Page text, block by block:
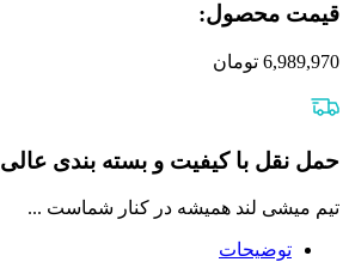
قیمت محصول:​
6,989,970 تومان
حمل نقل با کیفیت و بسته بندی عالی
تیم میشی لند همیشه در کنار شماست ...
توضیحات